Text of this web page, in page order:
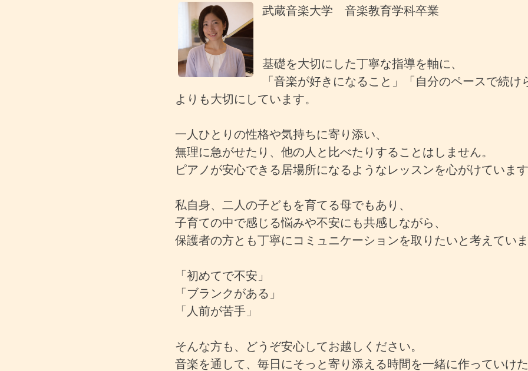
武蔵音楽大学 音楽教育学科卒業
基礎を大切にした丁寧な指導を軸に、
「音楽が好きになること」「自分のペースで続け
よりも大切にしています。
一人ひとりの性格や気持ちに寄り添い、
無理に急がせたり、他の人と比べたりすることはしません。
ピアノが安心できる居場所になるようなレッスンを心がけています
私自身、二人の子どもを育てる母でもあり、
子育ての中で感じる悩みや不安にも共感しながら、
保護者の方とも丁寧にコミュニケーションを取りたいと考えていま
「初めてで不安」
「ブランクがある」
「人前が苦手」
そんな方も、どうぞ安心してお越しください。
音楽を通して、毎日にそっと寄り添える時間を一緒に作っていけた